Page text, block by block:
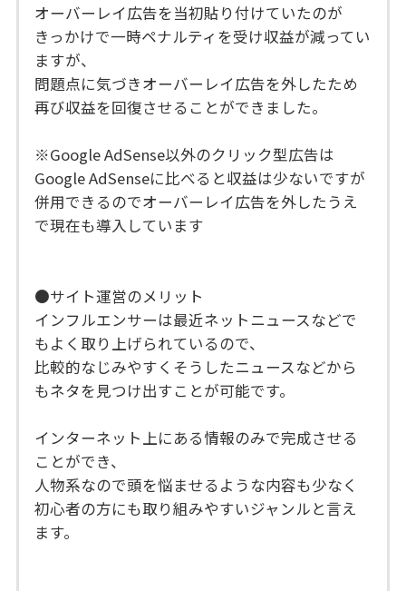
オーバーレイ広告を当初貼り付けていたのが
きっかけで一時ペナルティを受け収益が減ってい
ますが、
問題点に気づきオーバーレイ広告を外したため
再び収益を回復させることができました。
※Google AdSense以外のクリック型広告は
Google AdSenseに比べると収益は少ないですが
併用できるのでオーバーレイ広告を外したうえ
で現在も導入しています
●サイト運営のメリット
インフルエンサーは最近ネットニュースなどで
もよく取り上げられているので、
比較的なじみやすくそうしたニュースなどから
もネタを見つけ出すことが可能です。
インターネット上にある情報のみで完成させる
ことができ、
人物系なので頭を悩ませるような内容も少なく
初心者の方にも取り組みやすいジャンルと言え
ます。